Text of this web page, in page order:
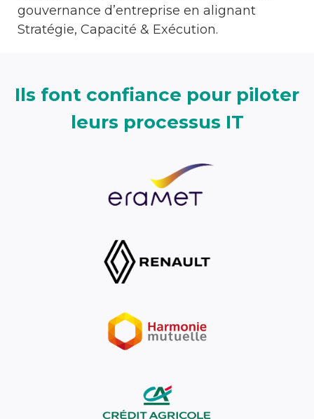
gouvernance d’entreprise en alignant
Stratégie, Capacité & Exécution.
Ils font confiance pour piloter
leurs processus IT